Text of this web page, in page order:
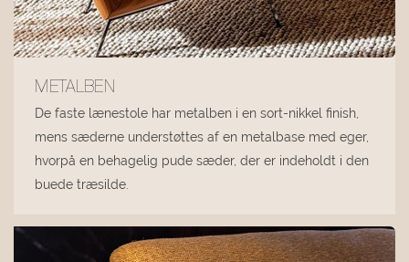
METALBEN
De faste lænestole har metalben i en sort-nikkel finish,
mens sæderne understøttes af en metalbase med eger,
hvorpå en behagelig pude sæder, der er indeholdt i den
buede træsilde.